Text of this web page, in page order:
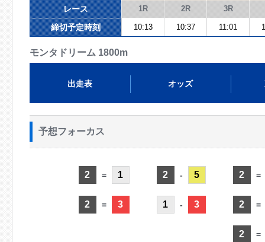
レース 1R 2R 3R
締切予定時刻 10:13 10:37 11:01
モンタドリーム 1800m
出走表 オッズ
予想フォーカス
2 = 1
2 = 3
2 - 5
1 - 3
2 =
2 =
2 =